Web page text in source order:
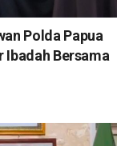
Polda Papua
Ibadah Bersama